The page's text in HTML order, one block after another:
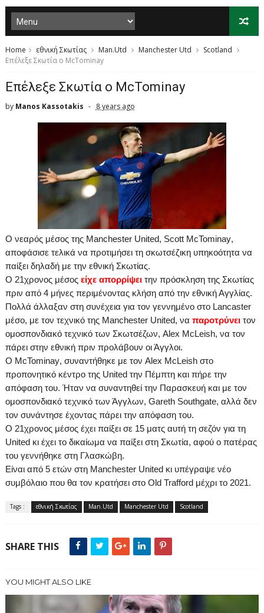
Home εθνική Σκωτίας Man.Utd Manchester Utd
Scotland
Επέλεξε Σκωτία ο McTominay
Επέλεξε Σκωτία ο McTominay
by Manos Kassotakis 8 years ago
Ο νεαρός μέσος της Manchester United, Scott McTominay,
αποφάσισε τελικά να προτιμήσει τη σκωτσέζικη υπηκοότητα να
παίξει δηλαδή με την εθνική Σκωτίας.
Ο 21χρονος μέσος είχε απορρίψει την πρόσκληση της Σκωτίας
πριν από 4 μήνες περιμένοντας κλήση από την εθνική Αγγλίας.
Πολλά άλλαξαν στη συνέχεια για τον γεννημένο στο Lancaster
μέσο, με τον τεχνικό της Manchester United, να παροτρύνει τον
ομοσπονδιακό τεχνικό των Σκωτσέζων, Alex McLeish, να τον
πάρει στην εθνική πριν προλάβουν οι Άγγλοι.
Ο McTominay, συναντήθηκε με τον Alex McLeish στο
προπονητικό κέντρο της United την Πέμπτη και πήρε την
απόφαση του. Ήταν να συναντηθεί την Παρασκευή και με τον
ομοσπονδιακό τεχνικό των Άγγλων, Gareth Southgate, αλλά δεν
τον συνάντησε έχοντας πάρει την απόφαση του.
Ο 21χρονος μέσος έχει παίξει σε 15 ματς αυτή τη σεζόν για τη
United κι έχει το δικαίωμα να παίξει στη Σκωτία, αφού ο πατέρας
του γεννήθηκε στη Γλασκώβη.
Είναι από 5 ετών στη Manchester Unitedκι υπέγραψε νέο
συμβόλαιο που θα τον κρατήσει στο Old Trafford μέχρι το 2021.
Tags : εθνική Σκωτίας Man.Utd Manchester Utd Scotland
SHARE THIS
YOU MIGHT ALSO LIKE